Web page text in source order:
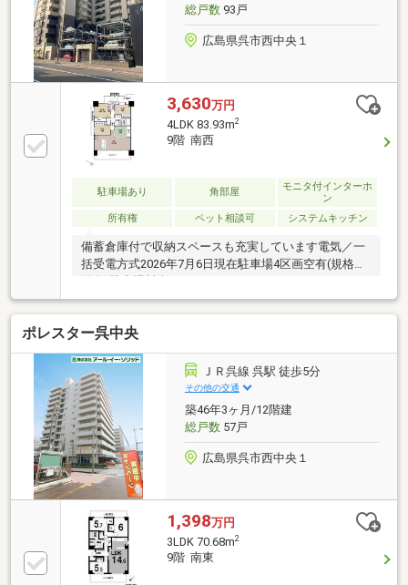
総戸数93戸
広島県呉市西中央１
3,630万円
4LDK 83.93m2
9階 南西
駐車場あり 角部屋
モニタ付インターホ
ン
所有権
ペット相談可 システムキッチン
備蓄倉庫付で収納スペースも充実しています電気／一
括受電方式2026年7月6日現在駐車場4区画空有(規格制
ポレスター呉中央
ＪＲ呉線 呉駅 徒歩5分
その他の交通
築46年3ヶ月/12階建
総戸数57戸
広島県呉市西中央１
1,398万円
3LDK 70.68m2
9階 南東